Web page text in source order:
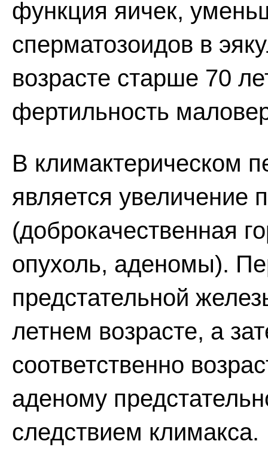
функция яичек,
сперматозоидов в
возрасте старше 70
фертильность
В климактерическом
является увеличение
(доброкачественная
опухоль, аденомы).
предстательной
летнем возрасте, а
соответственно
аденому
следствием климакса.